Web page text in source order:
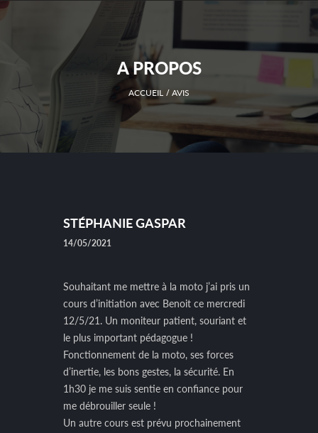
A PROPOS
ACCUEIL AVIS
STÉPHANIE GASPAR
14/05/2021
Souhaitant me mettre à la moto j’ai pris un
cours d’initiation avec Benoit ce mercredi
12/5/21. Un moniteur patient, souriant et
le plus important pédagogue !
Fonctionnement de la moto, ses forces
d’inertie, les bons gestes, la sécurité. En
1h30 je me suis sentie en confiance pour
me débrouiller seule !
Un autre cours est prévu prochainement